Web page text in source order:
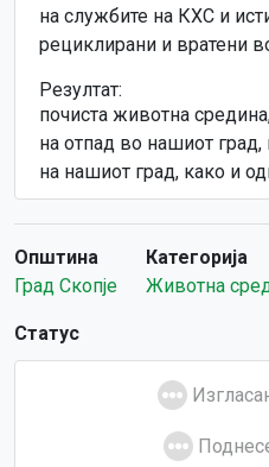
на службите на КХС и
рециклирани и вратени
Резултат:
почиста животна
на отпад во нашиот
на нашиот град, како и
Општина
Град Скопје
Категорија
Животна
Статус